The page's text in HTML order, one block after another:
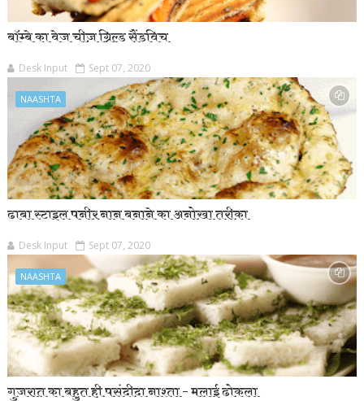
बॉम्बे का वेज चीज़ ग्रिल्ड सैंडविच
Desk Input Sept 07, 2020
NAASHTA
ढाबा स्टाइल पनीर नान बनाने का अनोखा तरीका
Desk Input Sept 07, 2020
NAASHTA
गुजरात का बहुत ही पसंदीदा नाश्ता – मलाई ढोकला